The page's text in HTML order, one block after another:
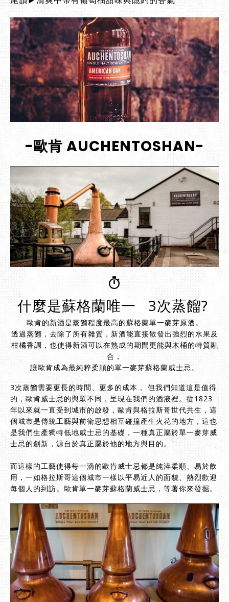
-歐肯 AUCHENTOSHAN-
什麼是蘇格蘭唯一 3次蒸餾?
歐肯的新酒是蒸餾程度最高的蘇格蘭單一麥芽原酒。
透過蒸餾，去除了所有雜質，新酒能直接散發出強烈的水果及
柑橘香調，也使得新酒可以在熟成的期間更能與木桶的特質融
合，
讓歐肯成為最純粹柔順的單一麥芽蘇格蘭威士忌。
3次蒸餾需要更長的時間、更多的成本， 但我們知道這是值得
的，歐肯威士忌的與眾不同，呈現在我們的酒液裡。從1823
年以來就一直受到城市的啟發，歐肯與格拉斯哥世代共生，這
個城市是傳統工藝與前衛思想相互碰撞產生火花的地方，這也
是我們生產獨特低地威士忌的基礎，一種真正屬於單一麥芽威
士忌的創新，源自於真正屬於他的地方與目的。
而這樣的工藝使得每一滴的歐肯威士忌都是純淬柔順、易於飲
用，一如格拉斯哥這個城市一樣以平易近人的面貌、熱烈歡迎
每個人的到訪。歐肯單一麥芽蘇格蘭威士忌，等著你來發掘。